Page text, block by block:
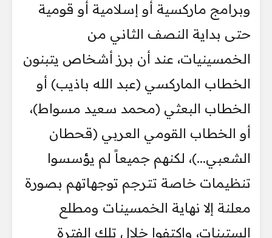
وبرامج ماركسية أو إسلامية أو قومية
حتى بداية النصف الثاني من
الخمسينيات، عند أن برز أشخاص يتبنون
الخطاب الماركسي (عبد الله باذيب) أو
الخطاب البعثي (محمد سعيد مسواط)،
أو الخطاب القومي العربي (قحطان
الشعبي...)، لكنهم جميعاً لم يؤسسوا
تنظيمات خاصة تترجم توجهاتهم بصورة
معلنة إلا نهاية الخمسينات ومطلع
الستينات، واكتفوا خلال تلك الفترة